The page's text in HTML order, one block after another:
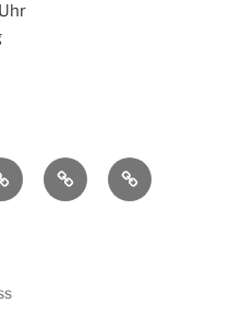
Historie
der
Einwilligungen
widerrufen